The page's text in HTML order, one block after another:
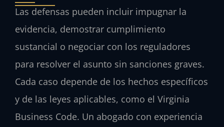
Las defensas pueden incluir impugnar la
evidencia, demostrar cumplimiento
sustancial o negociar con los reguladores
para resolver el asunto sin sanciones graves.
Cada caso depende de los hechos específicos
y de las leyes aplicables, como el Virginia
Business Code. Un abogado con experiencia